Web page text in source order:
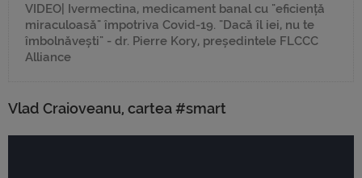
VIDEO| Ivermectina, medicament banal cu "eficiență
miraculoasă" împotriva Covid-19. "Dacă îl iei, nu te
îmbolnăvești" - dr. Pierre Kory, președintele FLCCC
Alliance
Vlad Craioveanu, cartea #smart